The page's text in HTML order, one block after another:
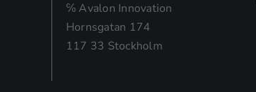
℅ Avalon Innovation
Hornsgatan 174
117 33 Stockholm
hemsidan
över huvud
taget ska